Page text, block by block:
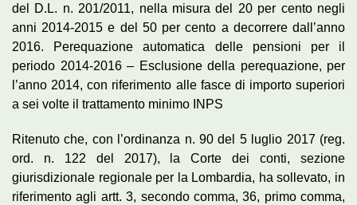
del D.L. n. 201/2011, nella misura del 20 per cento negli
anni 2014-2015 e del 50 per cento a decorrere dall’anno
2016. Perequazione automatica delle pensioni per il
periodo 2014-2016 – Esclusione della perequazione, per
l’anno 2014, con riferimento alle fasce di importo superiori
a sei volte il trattamento minimo INPS
Ritenuto che, con l’ordinanza n. 90 del 5 luglio 2017 (reg.
ord. n. 122 del 2017), la Corte dei conti, sezione
giurisdizionale regionale per la Lombardia, ha sollevato, in
riferimento agli artt. 3, secondo comma, 36, primo comma,